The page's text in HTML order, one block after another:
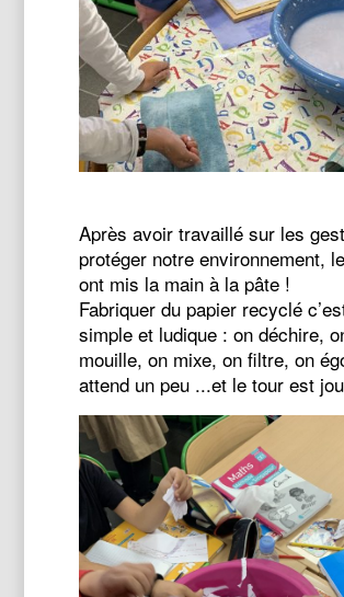
Après avoir travaillé sur les
protéger notre environnement,
ont mis la main à la pâte !
Fabriquer du papier recyclé
simple et ludique : on déchire,
mouille, on mixe, on filtre, on
attend un peu ...et le tour est